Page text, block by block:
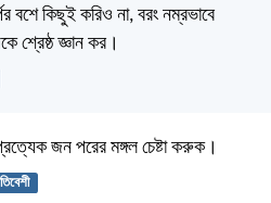
বশে কিছুই করিও না, বরং নম্রভাবে
জ্ঞান কর।
জন পরের মঙ্গল চেষ্টা করুক।